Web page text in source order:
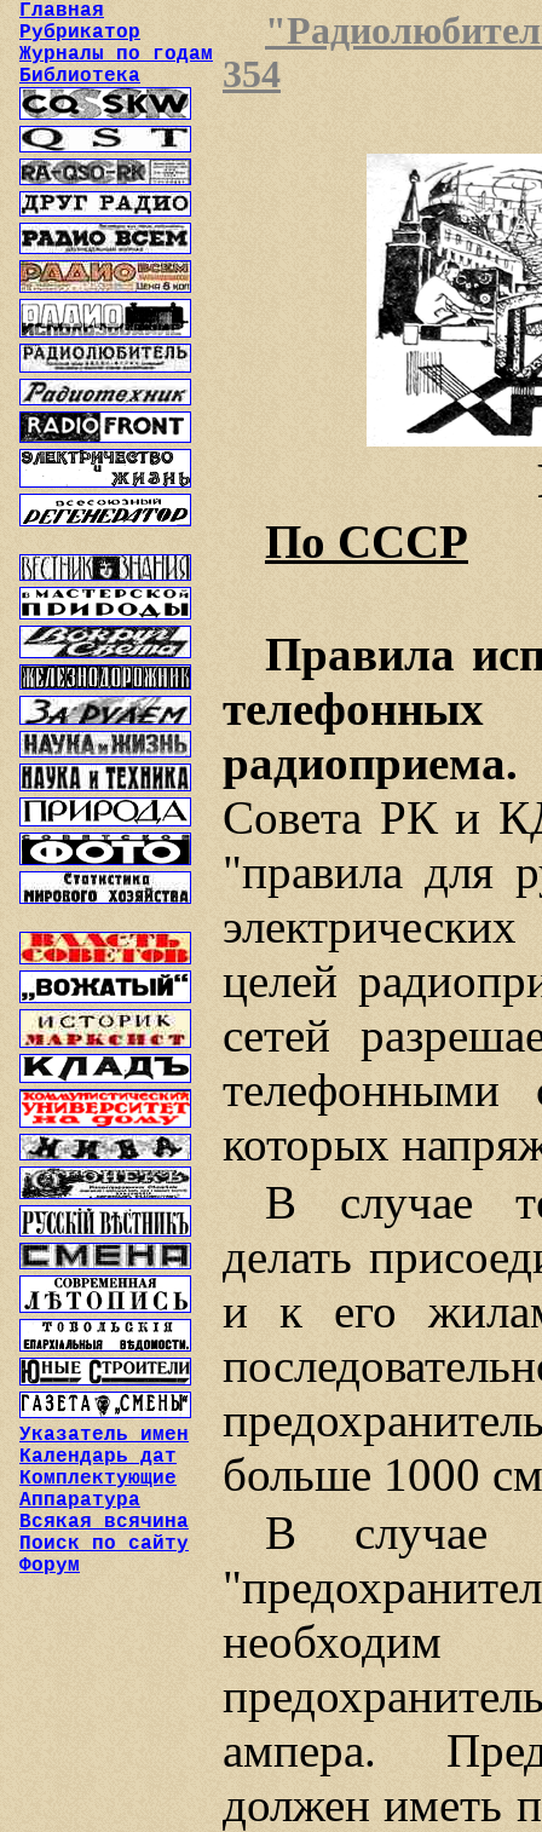
Главная
Рубрикатор
Журналы по годам
Библиотека
Указатель имен
Календарь дат
Комплектующие
Аппаратура
Всякая всячина
Поиск по сайту
Форум
354
По СССР
Правила
радиоприема.
Совета РК и
"правила для
целей
сетей
телефонными
которых
В случае
делать
и к его
больше 1000
В случае
ампера.
должен иметь